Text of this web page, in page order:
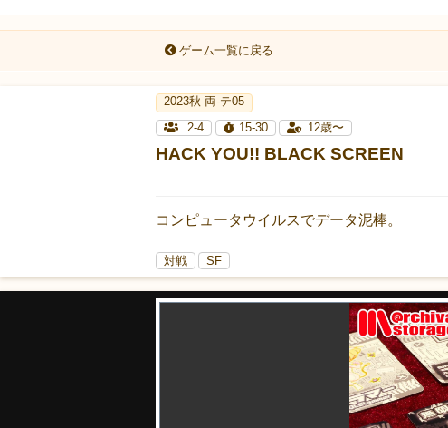
ゲーム一覧に戻る
2023秋 両-テ05
2-4
15-30 12歳〜
HACK YOU!! BLACK SCREEN
コンピュータウイルスでデータ泥棒。
対戦 SF